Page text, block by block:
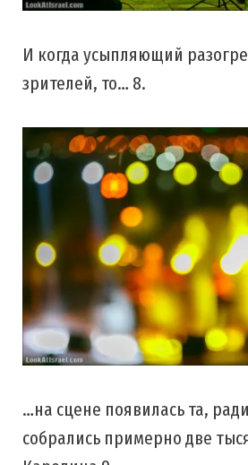
И когда усыпляющий
зрителей, то… 8.
…на сцене появилась та,
собрались примерно две